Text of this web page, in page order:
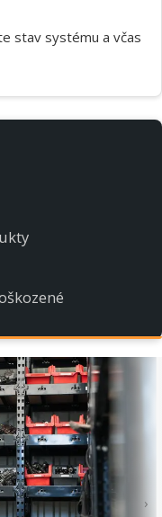
stav systému a včas
›